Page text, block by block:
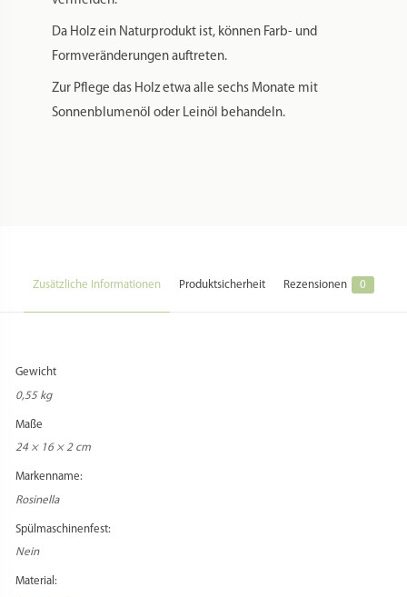
Da Holz ein Naturprodukt ist, können Farb- und
Formveränderungen auftreten.
Zur Pflege das Holz etwa alle sechs Monate mit
Sonnenblumenöl oder Leinöl behandeln.
Zusätzliche Informationen Produktsicherheit Rezensionen 0
Gewicht
0,55 kg
Maße
24 × 16 × 2 cm
Markenname:
Rosinella
Spülmaschinenfest:
Nein
Material: